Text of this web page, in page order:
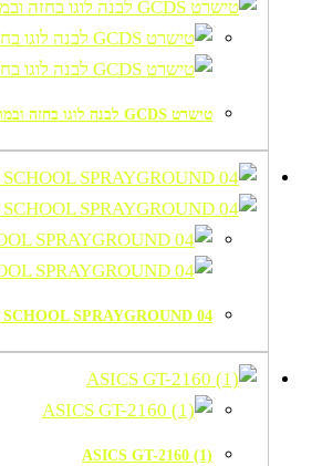
טישרט GCDS לבנה לוגו בחזה ובמרכז הגב
SPRAYGROUND 04
ASICS GT-2160 (1)